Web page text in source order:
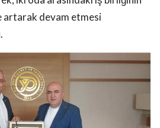
artarak devam etmesi